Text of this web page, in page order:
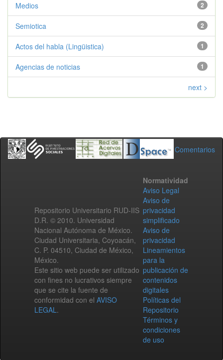
2
Medios
2
Semiotica
1
Actos del habla (Lingüistica)
1
Agencias de noticias
next >
Comentarios
Repositorio Universitario RUD-IIS
D.R. © 2010. Universidad
Nacional Autónoma de México.
Ciudad Universitaria, Coyoacán,
C. P. 04510, Ciudad de México,
México.
Este sitio web puede ser utilizado
con fines no lucrativos siempre
que se cite la fuente de
conformidad con el AVISO
LEGAL.
Normatividad
Aviso Legal
Aviso de
privacidad
simplificado
Aviso de
privacidad
Lineamientos
para la
publicación de
contenidos
digitales
Políticas del
Repositorio
Términos y
condiciones
de uso